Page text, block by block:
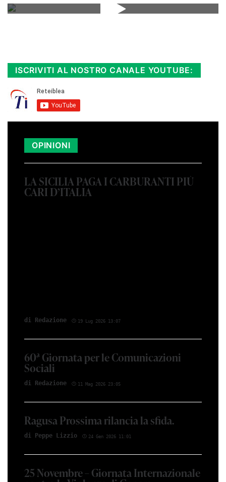
ISCRIVITI AL NOSTRO CANALE YOUTUBE:
OPINIONI
LA SICILIA PAGA I CARBURANTI PIÙ
CARI D’ITALIA
di Redazione 19 Lug 2026 13:07
60ª Giornata per le Comunicazioni
Sociali
di Redazione 11 Mag 2026 23:05
Ragusa Prossima rilancia la sfida.
di Peppe Lizzio 24 Gen 2026 11:01
25 Novembre – Giornata Internazionale